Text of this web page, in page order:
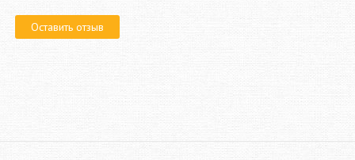
Оставить отзыв